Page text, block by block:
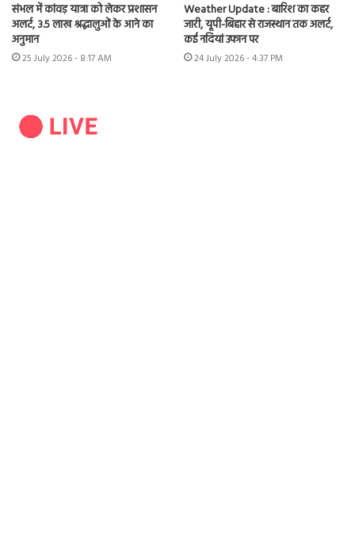
संभल में कांवड़ यात्रा को लेकर प्रशासन
अलर्ट, 3.5 लाख श्रद्धालुओं के आने का
अनुमान
25 July 2026 - 8:17 AM
Weather Update : बारिश का कहर
जारी, यूपी-बिहार से राजस्थान तक अलर्ट,
कई नदियां उफान पर
24 July 2026 - 4:37 PM